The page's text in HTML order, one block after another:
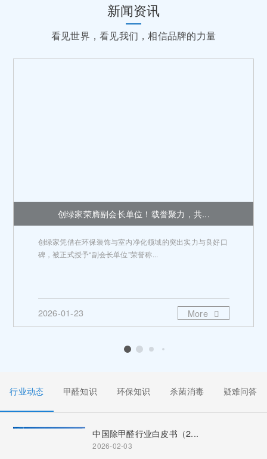
新闻资讯
看见世界，看见我们，相信品牌的力量
创绿家荣膺副会长单位！载誉聚力，共...
创绿家凭借在环保装饰与室内净化领域的突出实力与良好口
碑，被正式授予“副会长单位”荣誉称...
2026-01-23 More
行业动态 甲醛知识 环保知识 杀菌消毒 疑难问答
中国除甲醛行业白皮书（2...
2026-02-03